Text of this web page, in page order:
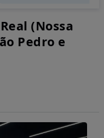
(Nossa
Pedro e